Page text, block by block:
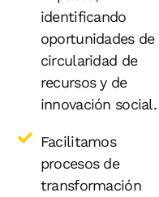
identificando
oportunidades de
circularidad de
recursos y de
innovación social.
Facilitamos
procesos de
transformación